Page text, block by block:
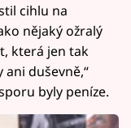
cihlu na
nějaký ožralý
která jen tak
duševně,“
byly peníze.